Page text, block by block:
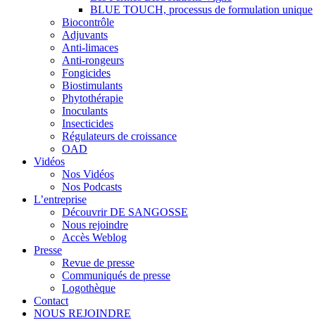
BLUE TOUCH, processus de formulation unique
Biocontrôle
Adjuvants
Anti-limaces
Anti-rongeurs
Fongicides
Biostimulants
Phytothérapie
Inoculants
Insecticides
Régulateurs de croissance
OAD
Vidéos
Nos Vidéos
Nos Podcasts
L’entreprise
Découvrir DE SANGOSSE
Nous rejoindre
Accès Weblog
Presse
Revue de presse
Communiqués de presse
Logothèque
Contact
NOUS REJOINDRE